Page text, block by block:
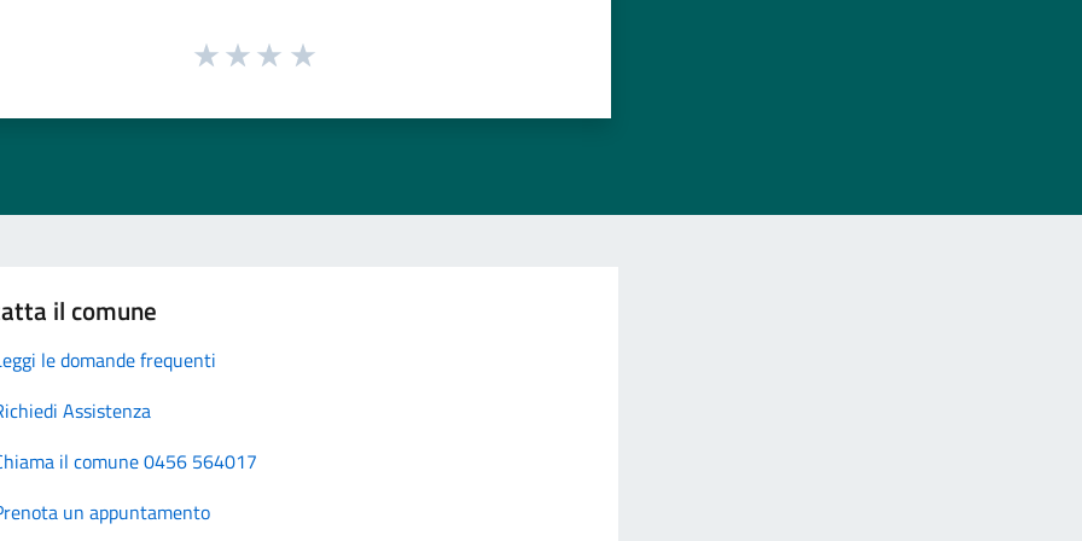
il comune
le domande frequenti
Assistenza
il comune 0456 564017
un appuntamento